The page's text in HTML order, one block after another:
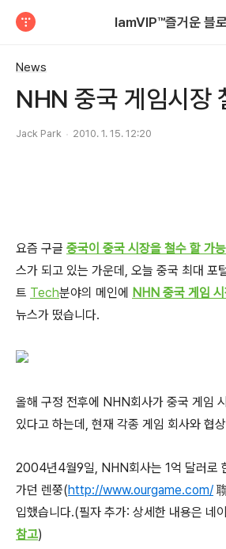
IamVIP™즐거운 블
News
NHN 중국 게임시장
Jack Park 2010. 1. 15. 12:20
요즘 구글 중국이 중국 시장을 철수 할 가
스가 되고 있는 가운데, 오늘 중국 최대 포
트 Tech분야의 메인에 NHN 중국 게임
뉴스가 떴습니다.
올해 구정 전후에 NHN회사가 중국 게임
있다고 하는데, 현재 각종 게임 회사와 협
2004년4월9일, NHN회사는 1억 달러로
가던 렌쭝(http://www.ourgame.com/
입했습니다.(필자 추가: 상세한 내용은 네
참고)